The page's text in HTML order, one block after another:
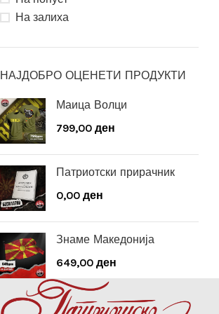
На залиха
НАЈДОБРО ОЦЕНЕТИ ПРОДУКТИ
Маица Волци
799,00 ден
Патриотски прирачник
0,00 ден
Знаме Македонија
649,00 ден